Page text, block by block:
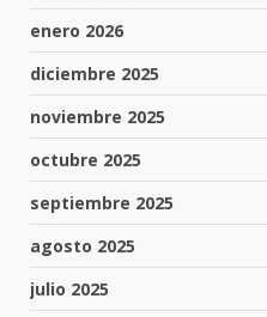
enero 2026
diciembre 2025
noviembre 2025
octubre 2025
septiembre 2025
agosto 2025
julio 2025